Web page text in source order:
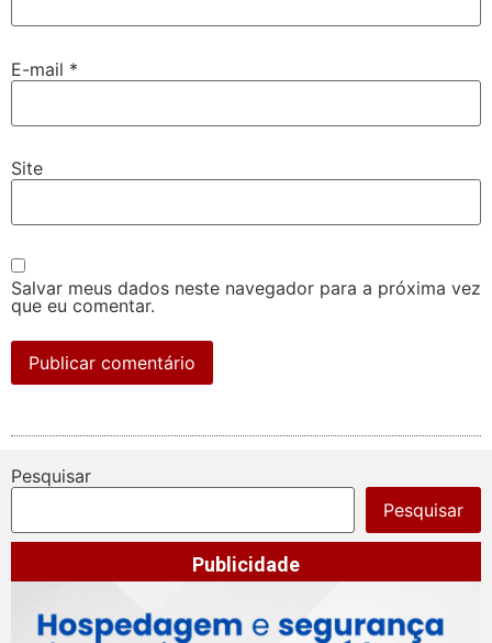
E-mail *
Site
Salvar meus dados neste navegador para a próxima vez
que eu comentar.
Pesquisar
Pesquisar
Publicidade